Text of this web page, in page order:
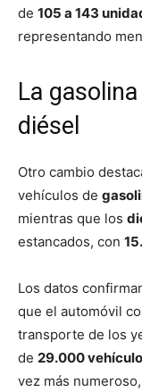
de 105 a 143
representando
La
diésel
Otro cambio
vehículos de
mientras que los
estancados, con
Los datos
que el automóvil
transporte de los
de 29.000
vez más